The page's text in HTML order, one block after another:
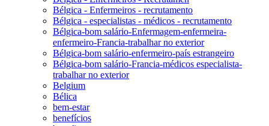
Bélgica - Enfermeiros - recrutamento
Bélgica - especialistas - médicos - recrutamento
Bélgica-bom salário-Enfermagem-enfermeira-
enfermeiro-Francia-trabalhar no exterior
Bélgica-bom salário-enfermeiro-país estrangeiro
Bélgica-bom salário-Francia-médicos especialista-
trabalhar no exterior
Belgium
Bélica
bem-estar
benefícios